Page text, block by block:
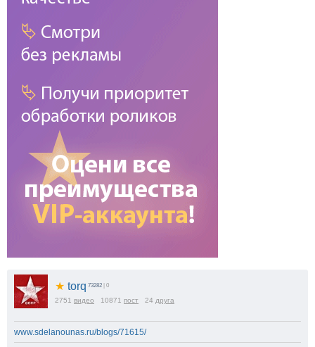
★ torq 73282 | 0
2751 видео 10871 пост 24 друга
www.sdelanounas.ru/blogs/71615/